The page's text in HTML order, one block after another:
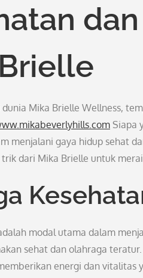
Mika Brielle Wellness,
Siapa
menjalani gaya hidup sehat
dari Mika Brielle untuk
modal utama dalam
sehat dan olahraga
energi dan vitalitas